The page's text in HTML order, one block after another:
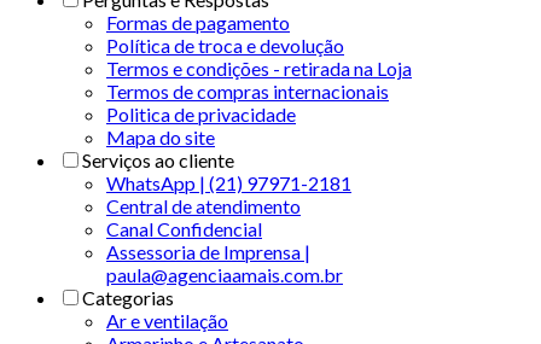
Formas de pagamento
Política de troca e devolução
Termos e condições - retirada na Loja
Termos de compras internacionais
Politica de privacidade
Mapa do site
Serviços ao cliente
WhatsApp | (21) 97971-2181
Central de atendimento
Canal Confidencial
Assessoria de Imprensa |
paula@agenciaamais.com.br
Categorias
Ar e ventilação